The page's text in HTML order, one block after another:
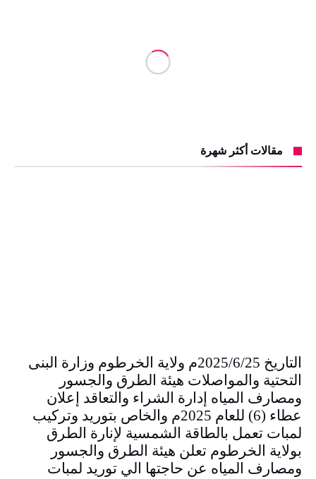
مقالات أكثر شهرة
التاريخ 2025/6/25م ولاية الخرطوم وزارة البنى
التحتية والمواصلات هيئة الطرق والجسور
ومصارف المياه إدارة الشراء والتعاقد إعلان
عطاء (6) للعام 2025م والخاص بتوريد وتركيب
لمبات تعمل بالطاقة الشمسية لإنارة الطرق
بولاية الخرطوم تعلن هيئة الطرق والجسور
ومصارف المياه عن حاجتها الي توريد لمبات